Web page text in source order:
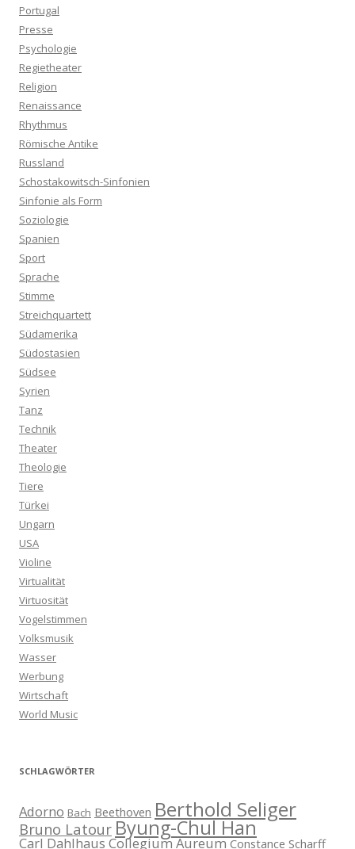
Portugal
Presse
Psychologie
Regietheater
Religion
Renaissance
Rhythmus
Römische Antike
Russland
Schostakowitsch-Sinfonien
Sinfonie als Form
Soziologie
Spanien
Sport
Sprache
Stimme
Streichquartett
Südamerika
Südostasien
Südsee
Syrien
Tanz
Technik
Theater
Theologie
Tiere
Türkei
Ungarn
USA
Violine
Virtualität
Virtuosität
Vogelstimmen
Volksmusik
Wasser
Werbung
Wirtschaft
World Music
SCHLAGWÖRTER
Adorno Bach Beethoven Berthold Seliger
Bruno Latour Byung-Chul Han
Carl Dahlhaus Collegium Aureum Constance Scharff